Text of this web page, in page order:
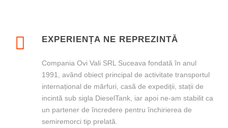
EXPERIENȚA NE REPREZINTĂ
Compania Ovi Vali SRL Suceava fondată în anul
1991, având obiect principal de activitate transportul
internațional de mărfuri, casã de expediții, stații de
incintă sub sigla DieselTank, iar apoi ne-am stabilit ca
un partener de încredere pentru închirierea de
semiremorci tip prelată.